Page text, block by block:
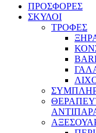
ΠΡΟΣΦΟΡΕΣ
ΣΚΥΛΟΙ
ΤΡΟΦΕΣ